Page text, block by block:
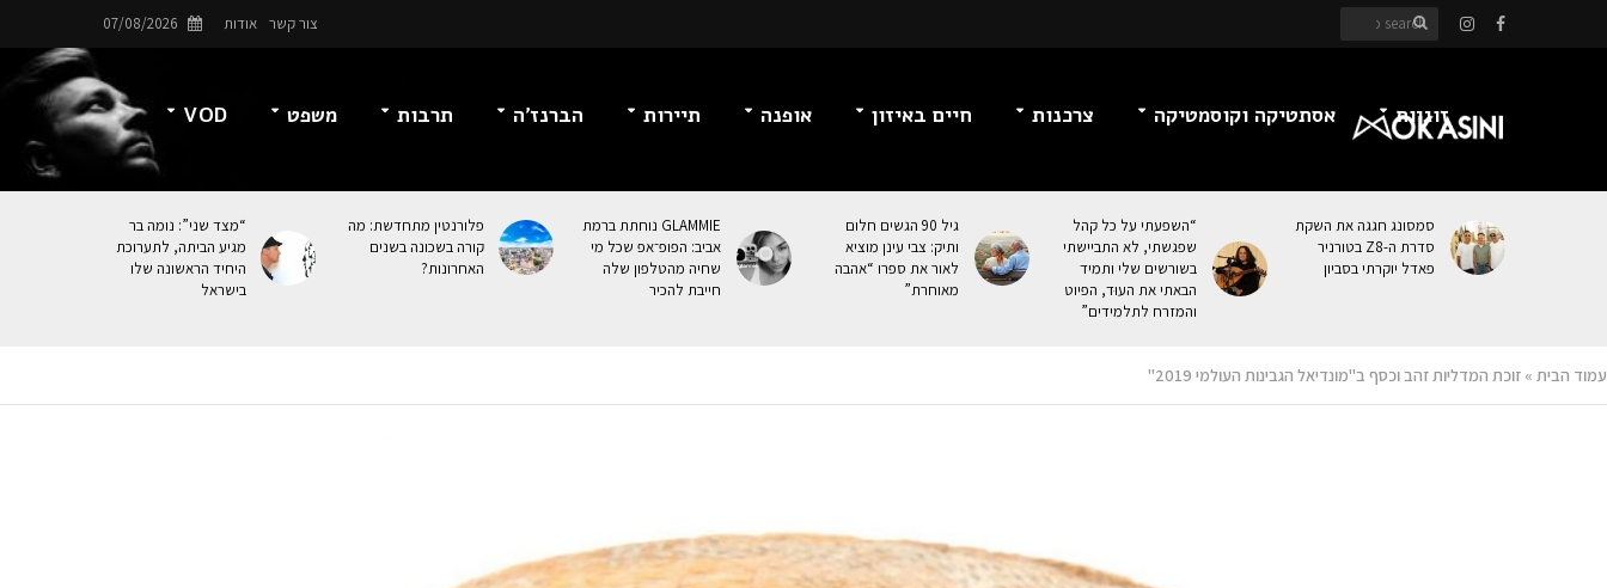
צור קשר אודות 07/08/2026
זוגיות אסתטיקה וקוסמטיקה צרכנות חיים באיזון אופנה תיירות הברנז’ה תרבות משפט VOD
סמסונג חגגה את השקת
סדרת ה-Z8 בטורניר
פאדל יוקרתי בסביון
“השפעתי על כל קהל
שפגשתי, לא התביישתי
בשורשים שלי ותמיד
הבאתי את העוּד, הפיוט
והמזרח לתלמידים”
גיל 90 הגשים חלום
ותיק: צבי עינן מוציא
לאור את ספרו “אהבה
מאוחרת”
GLAMMIE נוחתת ברמת
אביב: הפופ־אפ שכל מי
שחיה מהטלפון שלה
חייבת להכיר
פלורנטין מתחדשת: מה
קורה בשכונה בשנים
האחרונות?
“מצד שני”: נומה בר
מגיע הביתה, לתערוכת
היחיד הראשונה שלו
בישראל
עמוד הבית » זוכת המדליות זהב וכסף ב"מונדיאל הגבינות העולמי 2019"